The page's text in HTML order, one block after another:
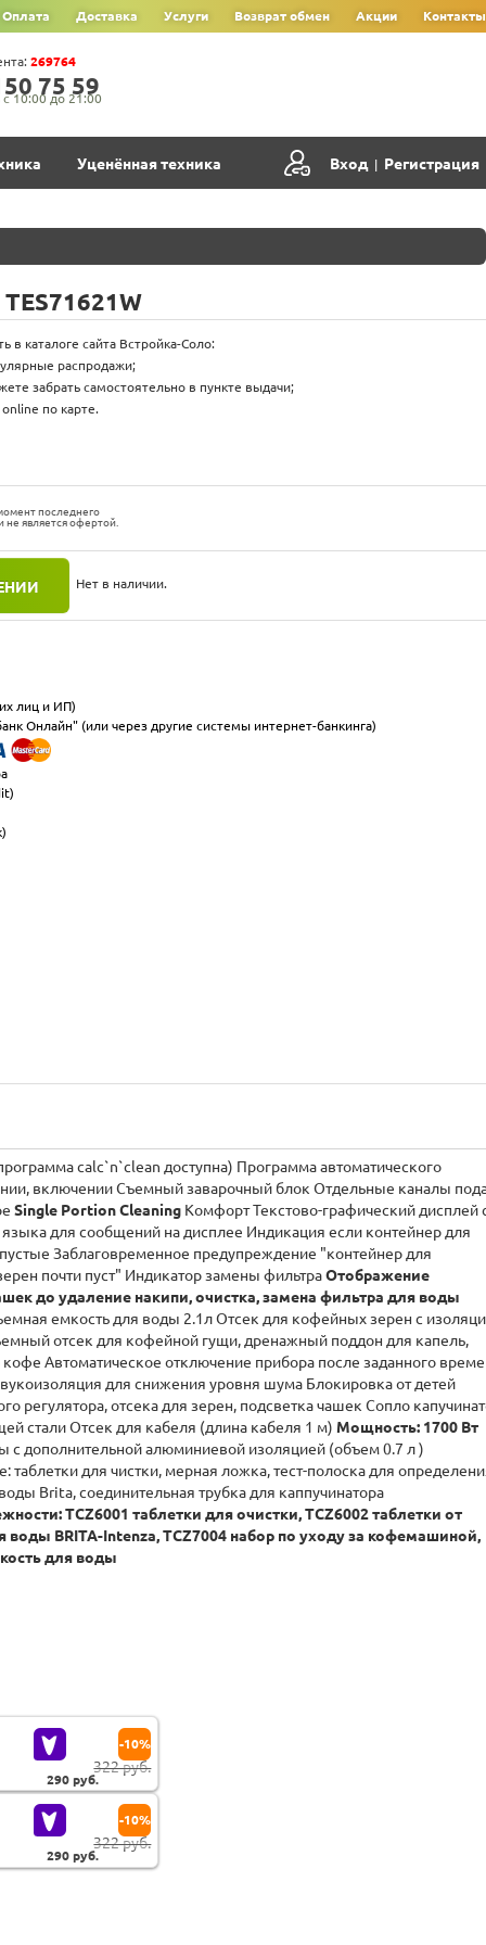
Оплата Доставка Услуги Возврат обмен Акции Контакты
7‍5‍ 5‍9‍
10:00 до 21:00
269764
Уценённая техника Вход | Регистрация
в каталоге сайта Встройка-Соло:
распродажи;
забрать самостоятельно в пункте выдачи;
по карте.
последнего
не является офертой.
Нет в наличии.
лиц и ИП)
Онлайн" (или через другие системы интернет-банкинга)
calc`n`clean доступна) Программа автоматического
включении Съемный заварочный блок Отдельные каналы
Single Portion Cleaning Комфорт Текстово-графический дисплей
для сообщений на дисплее Индикация если контейнер для
Заблаговременное предупреждение "контейнер для
почти пуст" Индикатор замены фильтраОтображение
до удаление накипи, очистка, замена фильтра для воды
емкость для воды 2.1л Отсек для кофейных зерен с
отсек для кофейной гущи, дренажный поддон для капель,
Автоматическое отключение прибора после заданного
для снижения уровня шума Блокировка от детей
регулятора, отсека для зерен, подсветка чашек Сопло
стали Отсек для кабеля (длина кабеля 1 м) Мощность: 1700 Вт
с дополнительной алюминиевой изоляцией (объем 0.7 л )
таблетки для чистки, мерная ложка, тест-полоска для
Brita, соединительная трубка для каппучинатора
TCZ6001 таблетки для очистки, TCZ6002 таблетки от
воды BRITA-Intenza, TCZ7004 набор по уходу за кофемашиной,
для воды
290 руб.
322 руб.
-10%
290 руб.
322 руб.
-10%